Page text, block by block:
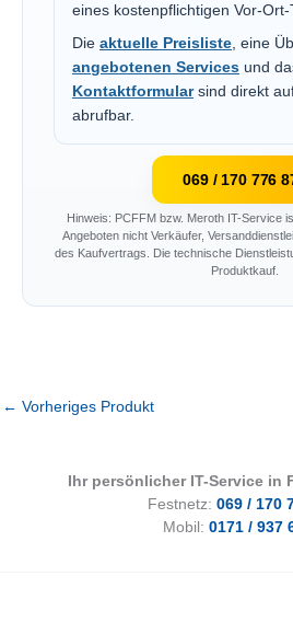
eines kostenpflichtigen Vor-Ort-
Die aktuelle Preisliste , eine
angebotenen Services und
Kontaktformularsind direkt
abrufbar.
069 / 170 776
Hinweis: PCFFM bzw. Meroth IT-Service
Angeboten nicht Verkäufer,
des Kaufvertrags. Die technische
Produktkauf.
← Vorheriges Produkt
Ihr persönlicher IT-Service in
Festnetz: 069 / 170
Mobil: 0171 / 937